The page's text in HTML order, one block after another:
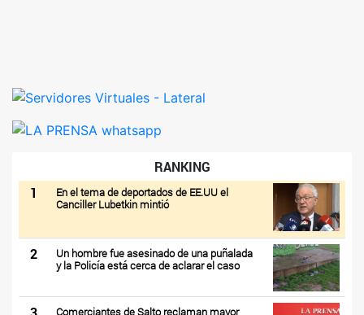
RANKING
1
En el tema de deportados de EE.UU el
Canciller Lubetkin mintió
2
Un hombre fue asesinado de una puñalada
y la Policía está cerca de aclarar el caso
Comerciantes de Salto reclaman mayor